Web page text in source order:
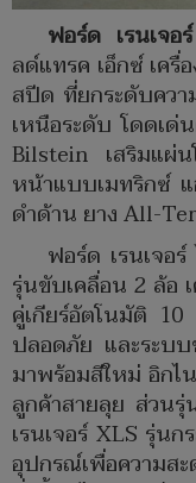
ฟอร์ด เรนเจอ
ลด์แทรค เอ็กซ์ เครื่
สปีด ที่ยกระดับคว
เหนือระดับ โดดเด่
Bilstein เสริมแผ่
หน้าแบบเมทริกซ์
ดำด้าน ยาง All-
ฟอร์ด เรนเจอ
รุ่นขับเคลื่อน 2 ล้อ
คู่เกียร์อัตโนมัติ 10
ปลอดภัย และระบ
มาพร้อมสีใหม่ อิกไ
ลูกค้าสายลุย ส่วนรุ่
เรนเจอร์ XLS รุ่น
อุปกรณ์เพื่อความส